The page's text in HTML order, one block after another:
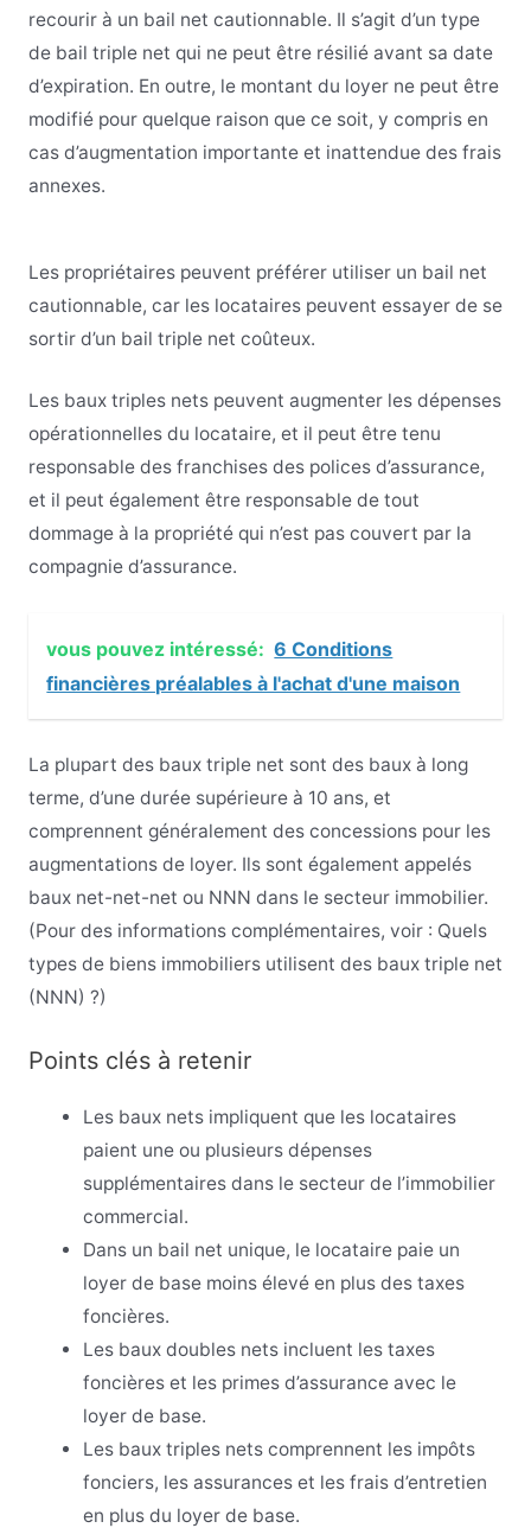
recourir à un bail net cautionnable. Il s’agit d’un type
de bail triple net qui ne peut être résilié avant sa date
d’expiration. En outre, le montant du loyer ne peut être
modifié pour quelque raison que ce soit, y compris en
cas d’augmentation importante et inattendue des frais
annexes.
Les propriétaires peuvent préférer utiliser un bail net
cautionnable, car les locataires peuvent essayer de se
sortir d’un bail triple net coûteux.
Les baux triples nets peuvent augmenter les dépenses
opérationnelles du locataire, et il peut être tenu
responsable des franchises des polices d’assurance,
et il peut également être responsable de tout
dommage à la propriété qui n’est pas couvert par la
compagnie d’assurance.
vous pouvez intéressé: 6 Conditions
financières préalables à l'achat d'une maison
La plupart des baux triple net sont des baux à long
terme, d’une durée supérieure à 10 ans, et
comprennent généralement des concessions pour les
augmentations de loyer. Ils sont également appelés
baux net-net-net ou NNN dans le secteur immobilier.
(Pour des informations complémentaires, voir : Quels
types de biens immobiliers utilisent des baux triple net
(NNN) ?)
Points clés à retenir
Les baux nets impliquent que les locataires
paient une ou plusieurs dépenses
supplémentaires dans le secteur de l’immobilier
commercial.
Dans un bail net unique, le locataire paie un
loyer de base moins élevé en plus des taxes
foncières.
Les baux doubles nets incluent les taxes
foncières et les primes d’assurance avec le
loyer de base.
Les baux triples nets comprennent les impôts
fonciers, les assurances et les frais d’entretien
en plus du loyer de base.